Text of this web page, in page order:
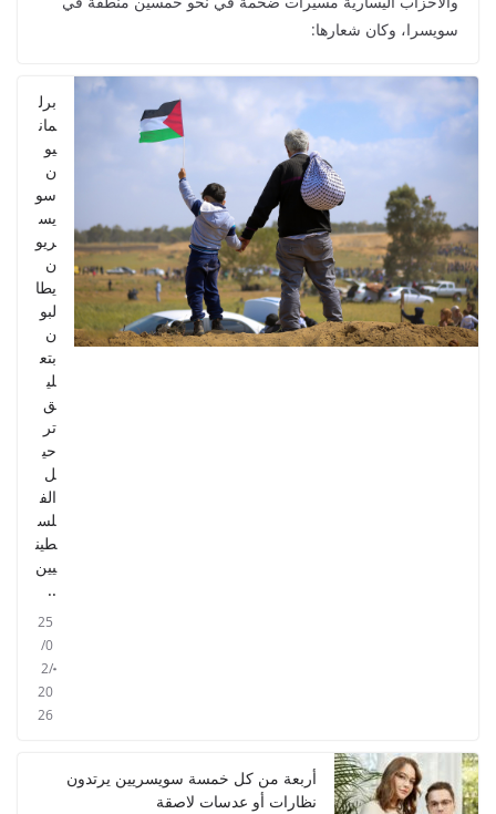
سويسرا، وكان شعارها:
برل
مان
يو
ن
سو
يس
ريو
ن
يطا
لبو
ن
بتع
لي
ق
تر
حي
ل
الف
لس
طين
يين
..
25
/0
2/
20
26
أربعة من كل خمسة سويسريين يرتدون
نظارات أو عدسات لاصقة